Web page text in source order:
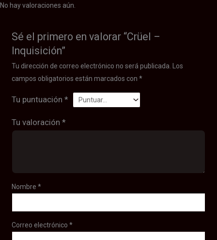
No hay valoraciones aún.
Sé el primero en valorar “Crüel –
Inquisición”
Tu dirección de correo electrónico no será publicada.
Los
campos obligatorios están marcados con*
Tu puntuación*
Tu valoración*
Nombre*
Correo electrónico*